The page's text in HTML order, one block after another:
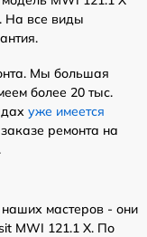
На все виды
Мы большая
более 20 тыс.
уже имеется
ремонта на
мастеров - они
MWI 121.1 X. По